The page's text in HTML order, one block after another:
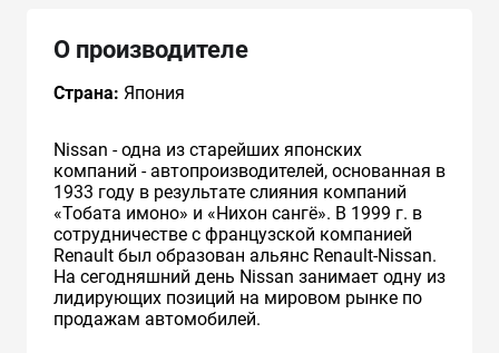
О производителе
Страна: Япония
Nissan - одна из старейших японских
компаний - автопроизводителей, основанная в
1933 году в результате слияния компаний
«Тобата имоно» и «Нихон сангё». В 1999 г. в
сотрудничестве с французcкой компанией
Renault был образован альянс Renault-Nissan.
На сегодняшний день Nissan занимает одну из
лидирующих позиций на мировом рынке по
продажам автомобилей.